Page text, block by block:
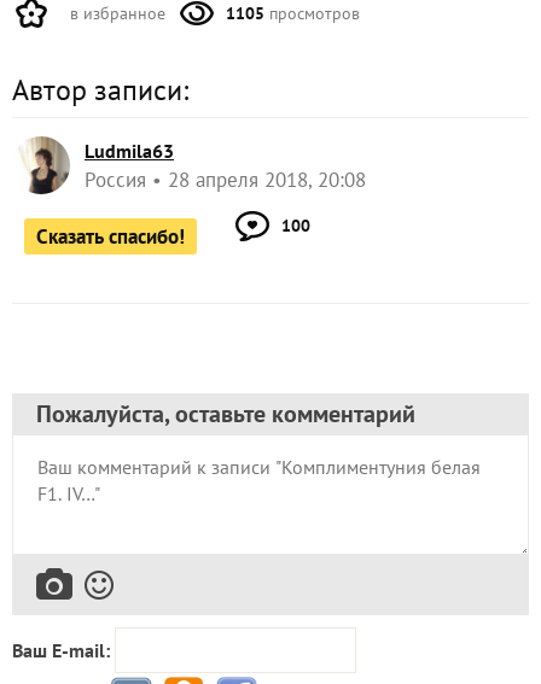
в избранное 1105 просмотров
Автор записи:
Ludmila63
Россия 28 апреля 2018, 20:08
Сказать спасибо! 100
Пожалуйста, оставьте комментарий
Ваш E-mail: